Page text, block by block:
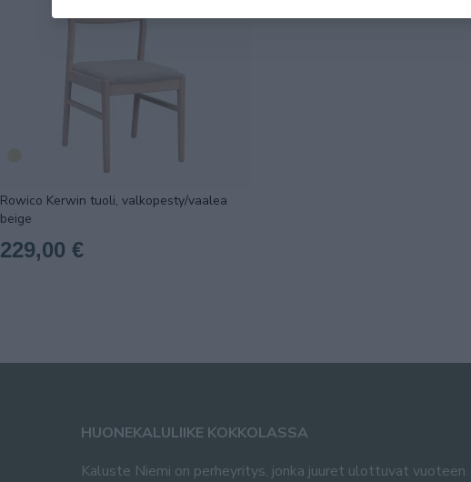
Rowico Kerwin tuoli, valkopesty/vaalea
beige
229,00 €
HUONEKALULIIKE KOKKOLASSA
Kaluste Niemi on perheyritys, jonka juuret ulottuvat vuoteen